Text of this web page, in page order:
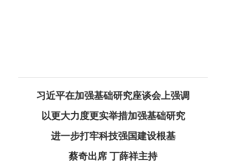
习近平在加强基础研究座谈会上强调
以更大力度更实举措加强基础研究
进一步打牢科技强国建设根基
蔡奇出席 丁薛祥主持